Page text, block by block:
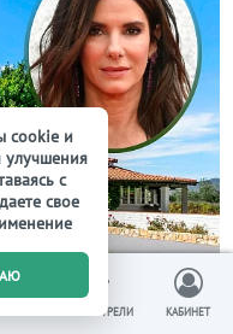
ВЫ СМОТРЕЛИ КАБИНЕТ
cookie и
улучшения
с
свое